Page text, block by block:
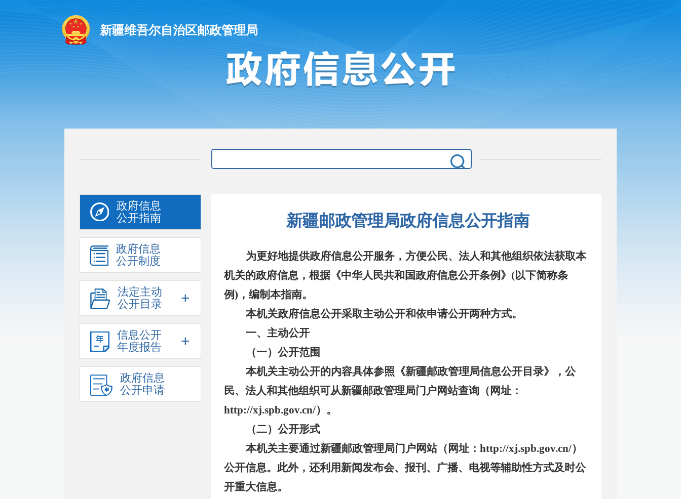
新疆维吾尔自治区邮政管理局
政府信息
公开指南
政府信息
公开制度
法定主动
公开目录
+
信息公开
年度报告
+
政府信息
公开申请
新疆邮政管理局政府信息公开指南
为更好地提供政府信息公开服务， 方便公民、法人和其他组织依法获取本
机关的政府信息，根据《中华人民共和国政府信息公开条例》 (以下简称条
例)，编制本指南。
本机关政府信息公开采取主动公开和依申请公开两种方式。
一、主动公开
（一）公开范围
本机关主动公开的内容具体参照《新疆邮政管理局信息公开目录》，公
民、法人和其他组织可从新疆邮政管理局门户网站查询（网址：
http://xj.spb.gov.cn/）。
（二）公开形式
本机关主要通过新疆邮政管理局门户网站（网址： http://xj.spb.gov.cn/）
公开信息。此外，还利用新闻发布会、报刊、广播、电视等辅助性方式及时公
开重大信息。